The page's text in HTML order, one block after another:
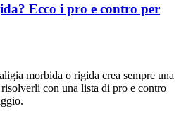
Ecco i pro e contro per
morbida o rigida crea sempre una
con una lista di pro e contro